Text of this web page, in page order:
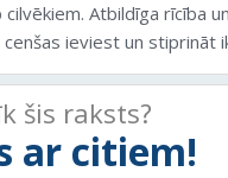
Atbildīga rīcība
ieviest un stiprināt
šis raksts?
ar citiem!